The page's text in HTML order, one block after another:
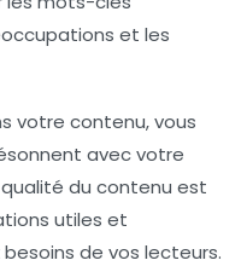
et les
votre contenu, vous
avec votre
qualité du contenu est
utiles et
de vos lecteurs.